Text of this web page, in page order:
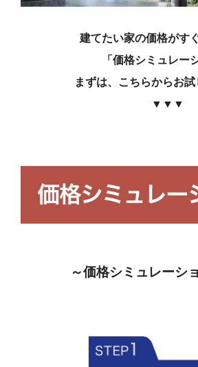
建てたい家の価格がす
「価格シミュレー
まずは、こちらからお試
▼▼▼
～価格シミュレーシ